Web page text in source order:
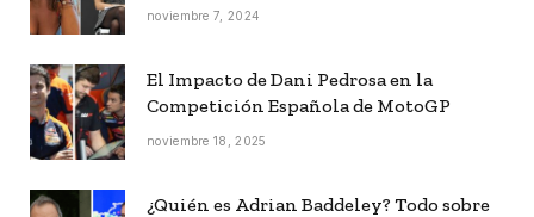
noviembre 7, 2024
El Impacto de Dani Pedrosa en la
Competición Española de MotoGP
noviembre 18, 2025
¿Quién es Adrian Baddeley? Todo sobre